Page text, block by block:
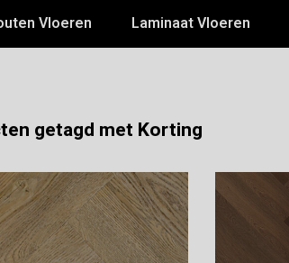
Vloeren Laminaat Vloeren
getagd met Korting